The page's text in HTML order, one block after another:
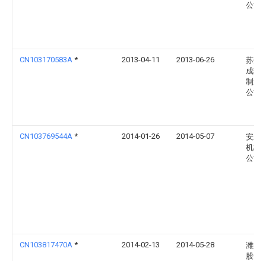
公司
CN103170583A * 2013-04-11 2013-06-26
苏州
成套
制造
公司
CN103769544A * 2014-01-26 2014-05-07
安丘
机械
公司
CN103817470A * 2014-02-13 2014-05-28
潍柴
股份